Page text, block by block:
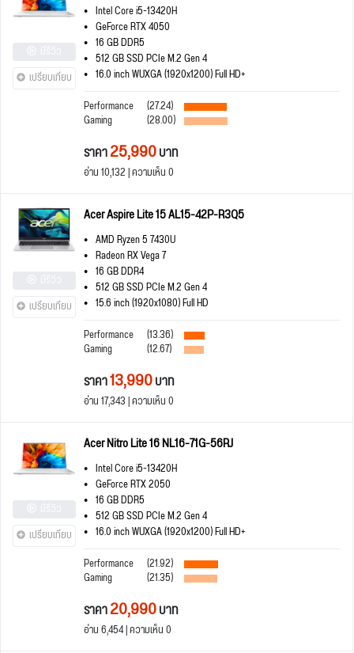
เปรียบเทียบ
Intel Core i5-13420H
GeForce RTX 4050
16 GB DDR5
512 GB SSD PCIe M.2 Gen 4
16.0 inch WUXGA (1920x1200) Full HD+
Performance
(27.24)
Gaming (28.00)
ราคา25,990บาท
อ่าน 10,132 | ความเห็น 0
เปรียบเทียบ
Acer Aspire Lite 15 AL15-42P-R3Q5
AMD Ryzen 5 7430U
Radeon RX Vega 7
16 GB DDR4
512 GB SSD PCIe M.2 Gen 4
15.6 inch (1920x1080) Full HD
Performance
(13.36)
Gaming (12.67)
ราคา13,990บาท
อ่าน 17,343 | ความเห็น 0
เปรียบเทียบ
Acer Nitro Lite 16 NL16-71G-56RJ
Intel Core i5-13420H
GeForce RTX 2050
16 GB DDR5
512 GB SSD PCIe M.2 Gen 4
16.0 inch WUXGA (1920x1200) Full HD+
Performance
(21.92)
Gaming (21.35)
ราคา20,990บาท
อ่าน 6,454 | ความเห็น 0